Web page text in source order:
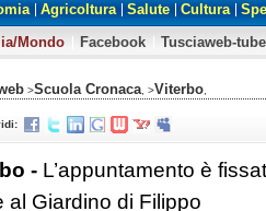
Agricoltura Salute Cultura
Mondo Facebook Tusciaweb-tube
>Scuola Cronaca , >Viterbo
- L’appuntamento è
al Giardino di Filippo